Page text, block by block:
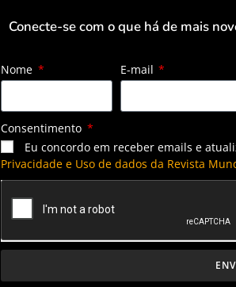
Conecte-se com o que há de mais
Nome E-mail
Consentimento
Eu concordo em receber emails e
Privacidade e Uso de dados da Revista